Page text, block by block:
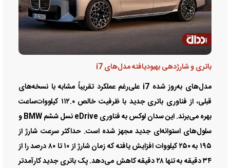
باتری و شارژدهی بهبودیافته مدل‌های i7
مدل‌های به‌روز شده i7 علی‌رغم عملکرد تقریباً مشابه با نسخه‌های
قبلی، از فناوری باتری جدید با ظرفیت خالص ۱۱۲.۰ کیلووات‌ساعت
بهره می‌برند. این سدان لوکس به فناوری eDrive نسل ششم BMW و
سلول‌های استوانه‌ای جدید مجهز شده است. حداکثر سرعت شارژ از
۱۹۵ به ۲۵۰ کیلووات افزایش یافته که زمان شارژ از ۱۰ تا ۸۰ درصد را از
۳۴ دقیقه به تنها ۲۸ دقیقه کاهش می‌دهد. پک باتری جدید کارآمدتر